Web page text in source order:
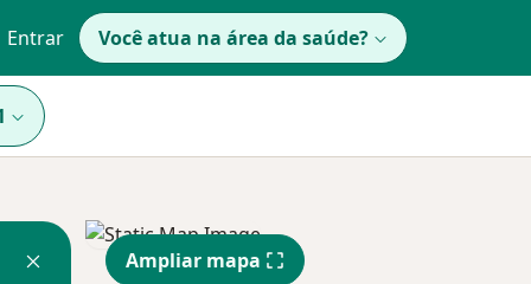
Entrar Você atua na área da saúde?
Ampliar mapa